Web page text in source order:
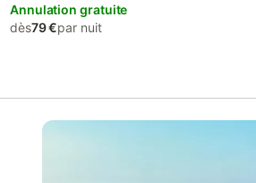
Régional du Pilat
Annulation gratuite
dès79 €par nuit